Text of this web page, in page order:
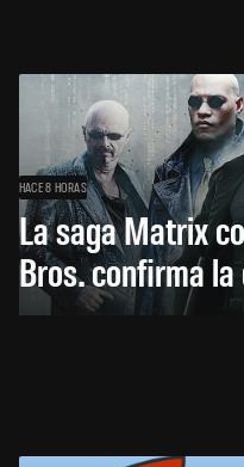
HACE 8 HORAS
La saga Matrix
Bros. confirma